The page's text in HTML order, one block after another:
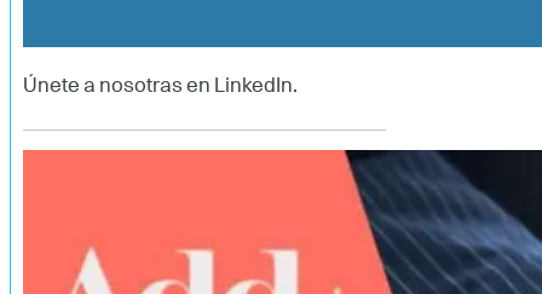
Únete a nosotras en LinkedIn.